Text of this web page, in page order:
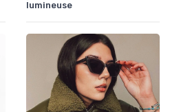
lumineuse